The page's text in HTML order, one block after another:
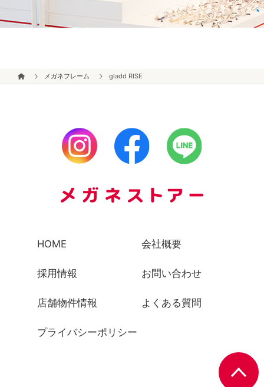
メガネフレーム gladd RISE
HOME 会社概要
採用情報 お問い合わせ
店舗物件情報 よくある質問
プライバシーポリシー